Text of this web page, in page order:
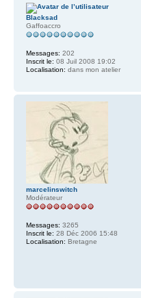
Blacksad
Gaffoaccro
Messages: 202
Inscrit le: 08 Juil 2008 19:02
Localisation: dans mon atelier
marcelinswitch
Modérateur
Messages: 3265
Inscrit le: 28 Déc 2006 15:48
Localisation: Bretagne